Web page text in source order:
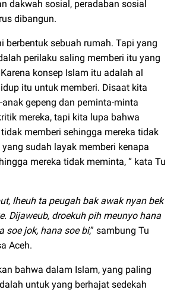
dakwah sosial, peradaban sosial
dibangun.
berbentuk sebuah rumah. Tapi yang
perilaku saling memberi itu yang
konsep Islam itu adalah al
itu untuk memberi. Disaat kita
gepeng dan peminta-minta
mereka, tapi kita lupa bahwa
memberi sehingga mereka tidak
sudah layak memberi kenapa
mereka tidak meminta, “ kata Tu
lheuh ta peugah bak awak nyan bek
Dijaweub, droekuh pih meunyo hana
soe jok, hana soe bi,” sambung Tu
Aceh.
bahwa dalam Islam, yang paling
untuk yang berhajat sedekah